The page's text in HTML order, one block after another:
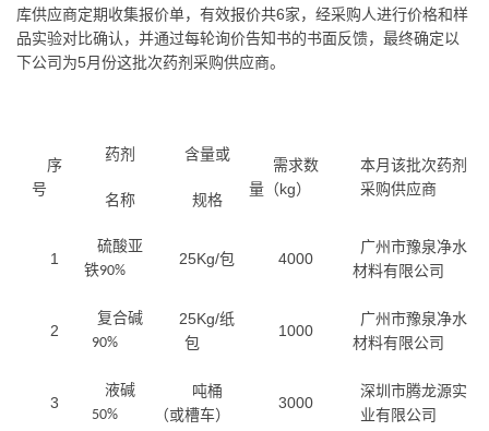
库供应商定期收集报价单，有效报价共6家，经采购人进行价格和样
品实验对比确认，并通过每轮询价告知书的书面反馈，最终确定以
下公司为5月份这批次药剂采购供应商。
序
号
药剂
名称
含量或
规格
需求数
量（kg）
本月该批次药剂
采购供应商
1
硫酸亚
铁90%
25Kg/包 4000
广州市豫泉净水
材料有限公司
2
复合碱
90%
25Kg/纸
包
1000
广州市豫泉净水
材料有限公司
3
液碱
50%
吨桶
（或槽车）
3000
深圳市腾龙源实
业有限公司